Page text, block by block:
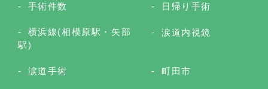
手術件数 日帰り手術
横浜線(相模原駅・矢部
駅)
涙道内視鏡
涙道手術 町田市